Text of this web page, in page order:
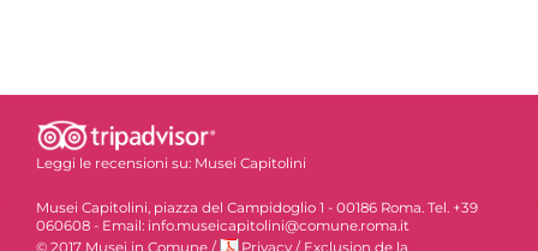
Leggi le recensioni su: Musei Capitolini
Musei Capitolini, piazza del Campidoglio 1 - 00186 Roma. Tel. +39
060608 - Email: info.museicapitolini@comune.roma.it